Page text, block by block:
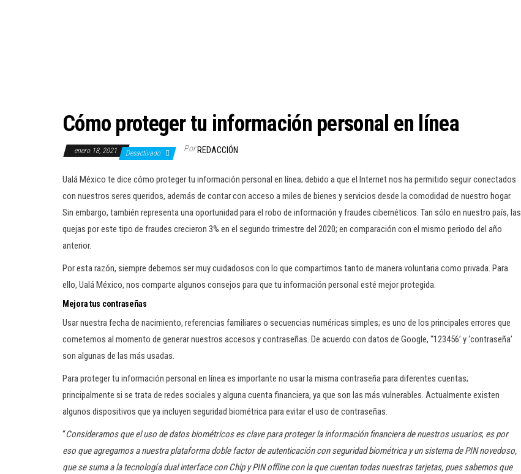
Cómo proteger tu información personal en línea
enero 18, 2021 Desactivado Por REDACCIÓN
Ualá México te dice cómo proteger tu información personal en línea; debido a que el Internet nos ha permitido seguir conectados
con nuestros seres queridos, además de contar con acceso a miles de bienes y servicios desde la comodidad de nuestro hogar.
Sin embargo, también representa una oportunidad para el robo de información y fraudes cibernéticos. Tan sólo en nuestro país, las
quejas por este tipo de fraudes crecieron 3% en el segundo trimestre del 2020; en comparación con el mismo periodo del año
anterior.
Por esta razón, siempre debemos ser muy cuidadosos con lo que compartimos tanto de manera voluntaria como privada. Para
ello, Ualá México, nos comparte algunos consejos para que tu información personal esté mejor protegida.
Mejora tus contraseñas
Usar nuestra fecha de nacimiento, referencias familiares o secuencias numéricas simples; es uno de los principales errores que
cometemos al momento de generar nuestros accesos y contraseñas. De acuerdo con datos de Google, “123456’ y ‘contraseña’
son algunas de las más usadas.
Para proteger tu información personal en línea es importante no usar la misma contraseña para diferentes cuentas;
principalmente si se trata de redes sociales y alguna cuenta financiera, ya que son las más vulnerables. Actualmente existen
algunos dispositivos que ya incluyen seguridad biométrica para evitar el uso de contraseñas.
“Consideramos que el uso de datos biométricos es clave para proteger la información financiera de nuestros usuarios; es por
eso que agregamos a nuestra plataforma doble factor de autenticación con seguridad biométrica y un sistema de PIN novedoso,
que se suma a la tecnología dual interface con Chip y PIN offline con la que cuentan todas nuestras tarjetas, pues sabemos que